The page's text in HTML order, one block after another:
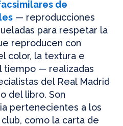
de
— reproducciones
para respetar la
reproducen con
color, la textura e
tiempo — realizadas
del Real Madrid
del libro. Son
pertenecientes a los
como la carta de